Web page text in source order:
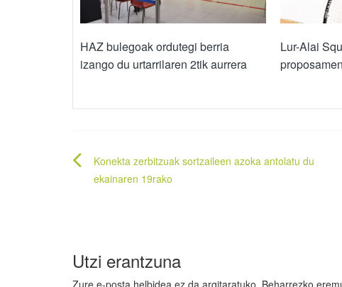
HAZ bulegoak ordutegi berria
izango du urtarrilaren 2tik aurrera
Lur-Alai
Bidalketetan
zehar
Konekta zerbitzuak sortzaileen azoka antolatu du
ekainaren 19rako
Utzi erantzuna